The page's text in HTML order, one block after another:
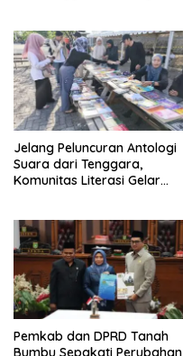
Jelang Peluncuran Antologi
Suara dari Tenggara,
Komunitas Literasi Gelar
Pemkab dan DPRD Tanah